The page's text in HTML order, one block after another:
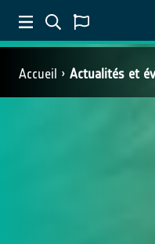
Accueil Actualités et